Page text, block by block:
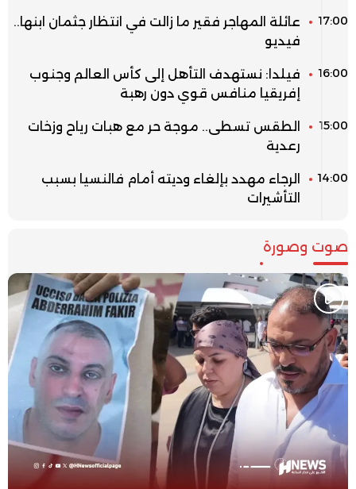
17:00
عائلة المهاجر فقير ما زالت في انتظار جثمان ابنها..
فيديو
16:00
فيلدا: نستهدف التأهل إلى كأس العالم وجنوب
إفريقيا منافس قوي دون رهبة
15:00
الطقس تسطى.. موجة حر مع هبات رياح وزخات
رعدية
14:00
الرجاء مهدد بإلغاء وديته أمام فالنسيا بسبب
التأشيرات
صوت وصورة